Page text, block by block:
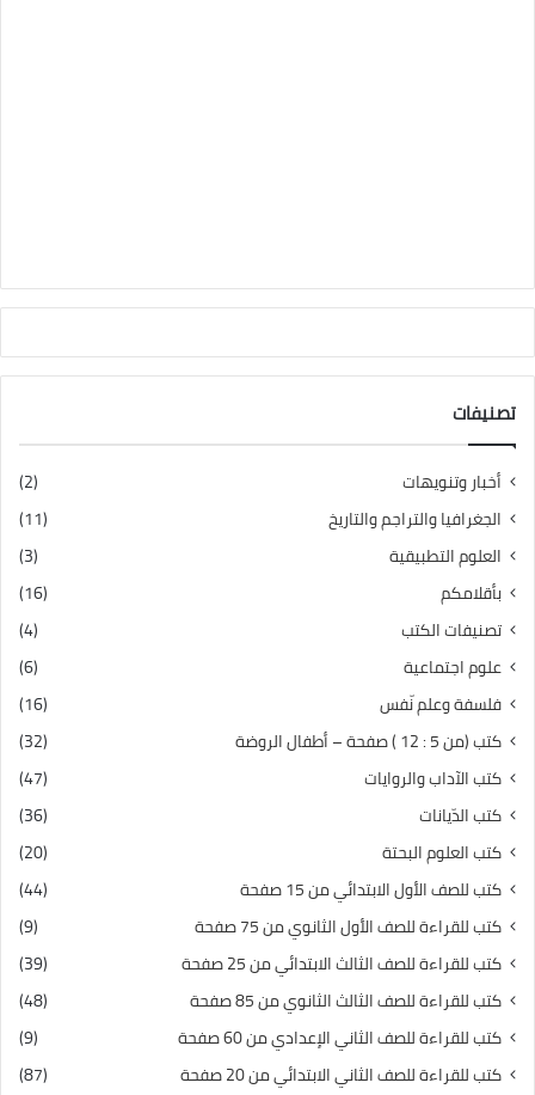
تصنيفات
أخبار وتنويهات
(2)
الجغرافيا والتراجم والتاريخ
(11)
العلوم التطبيقية
(3)
بأقلامكم
(16)
تصنيفات الكتب
(4)
علوم اجتماعية
(6)
فلسفة وعلم نّفس
(16)
كتب (من 5 : 12 ) صفحة – أطفال الروضة
(32)
كتب الآداب والروايات
(47)
كتب الدّيانات
(36)
كتب العلوم البحتة
(20)
كتب للصف الأول الابتدائي من 15 صفحة
(44)
كتب للقراءة للصف الأول الثانوي من 75 صفحة
(9)
كتب للقراءة للصف الثالث الابتدائي من 25 صفحة
(39)
كتب للقراءة للصف الثالث الثانوي من 85 صفحة
(48)
كتب للقراءة للصف الثاني الإعدادي من 60 صفحة
(9)
كتب للقراءة للصف الثاني الابتدائي من 20 صفحة
(87)